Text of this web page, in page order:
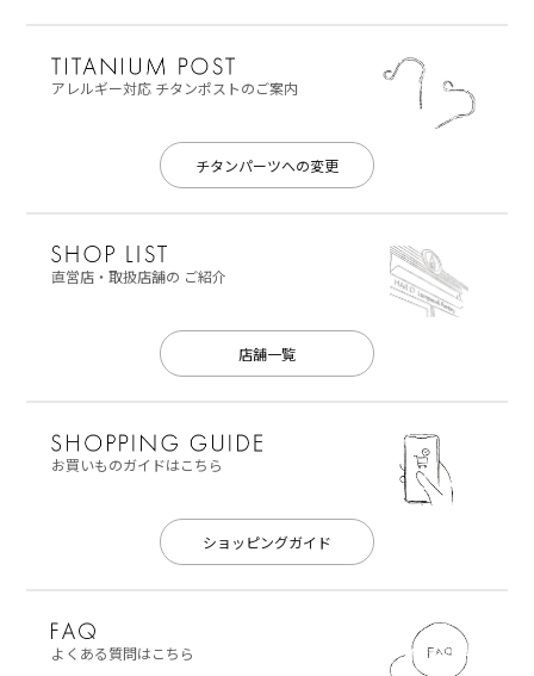
アレルギー対応チタンポストのご案内
チタンパーツへの変更
直営店・取扱店舗の ご紹介
店舗一覧
お買いものガイドはこちら
ショッピングガイド
よくある質問はこちら